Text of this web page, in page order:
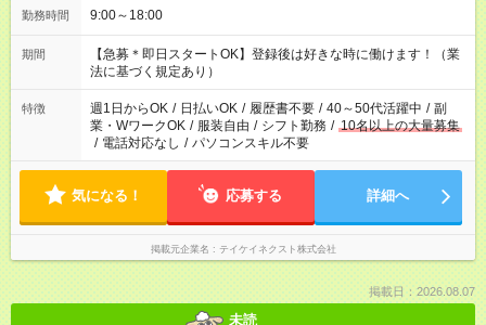
勤務時間 9:00～18:00
期間
【急募＊即日スタートOK】登録後は好きな時に働けます！（業
法に基づく規定あり）
特徴 週1日からOK / 日払いOK / 履歴書不要 / 40～50代活躍中 / 副
業・WワークOK / 服装自由 / シフト勤務 / 10名以上の大量募集
/ 電話対応なし / パソコンスキル不要
気になる！ 応募する 詳細へ
掲載元企業名 テイケイネクスト株式会社
掲載日：2026.08.07
未読